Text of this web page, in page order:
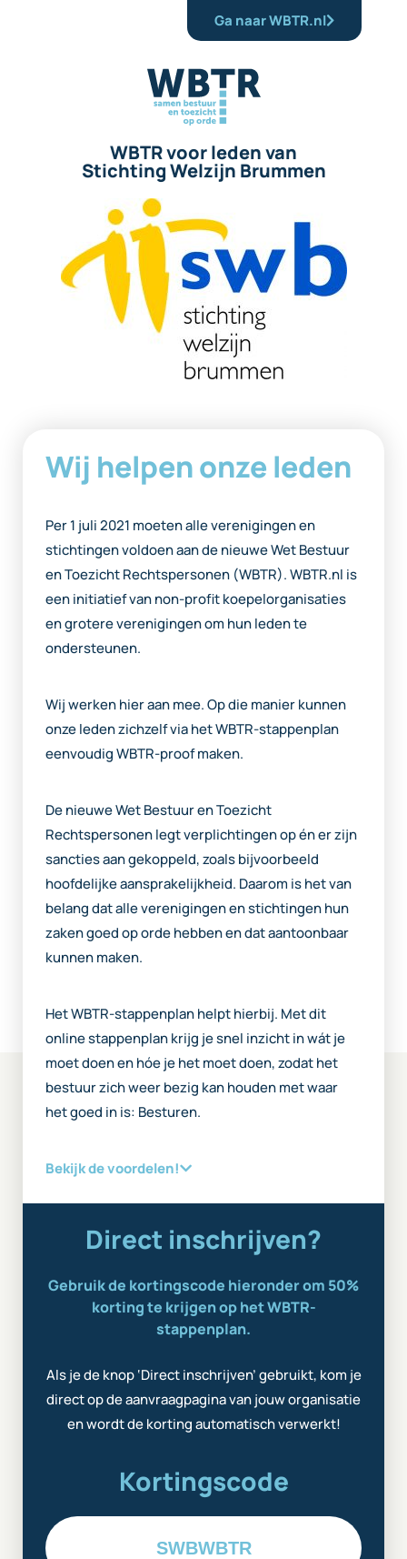
Ga naar WBTR.nl
WBTR voor leden van
Stichting Welzijn Brummen
Wij helpen onze leden
Per 1 juli 2021 moeten alle verenigingen en
stichtingen voldoen aan de nieuwe Wet Bestuur
en Toezicht Rechtspersonen (WBTR). WBTR.nl is
een initiatief van non-profit koepelorganisaties
en grotere verenigingen om hun leden te
ondersteunen.
Wij werken hier aan mee. Op die manier kunnen
onze leden zichzelf via het WBTR-stappenplan
eenvoudig WBTR-proof maken.
De nieuwe Wet Bestuur en Toezicht
Rechtspersonen legt verplichtingen op én er zijn
sancties aan gekoppeld, zoals bijvoorbeeld
hoofdelijke aansprakelijkheid. Daarom is het van
belang dat alle verenigingen en stichtingen hun
zaken goed op orde hebben en dat aantoonbaar
kunnen maken.
Het WBTR-stappenplan helpt hierbij. Met dit
online stappenplan krijg je snel inzicht in wát je
moet doen en hóe je het moet doen, zodat het
bestuur zich weer bezig kan houden met waar
het goed in is: Besturen.
Bekijk de voordelen!
Direct inschrijven?
Gebruik de kortingscode hieronder om 50%
korting te krijgen op het WBTR-
stappenplan.
Als je de knop ‘Direct inschrijven’ gebruikt, kom je
direct op de aanvraagpagina van jouw organisatie
en wordt de korting automatisch verwerkt!
Kortingscode
SWBWBTR